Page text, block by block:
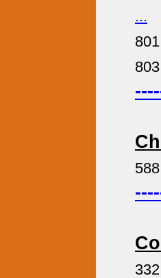
...
801
803
588
332